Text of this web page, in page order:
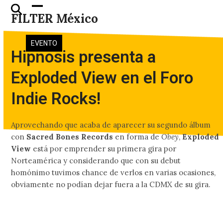
Skip
content
FILTER México
Open
mobile
menu
Close
mobile
menu
EVENTO
Hipnosis presenta a
Exploded View en el Foro
Indie Rocks!
Aprovechando que acaba de aparecer su segundo álbum
con Sacred Bones Records en forma deObey,Exploded
View está por emprender su primera gira por
Norteamérica y considerando que con su debut
homónimo tuvimos chance de verlos en varias ocasiones,
obviamente no podían dejar fuera a la CDMX de su gira.